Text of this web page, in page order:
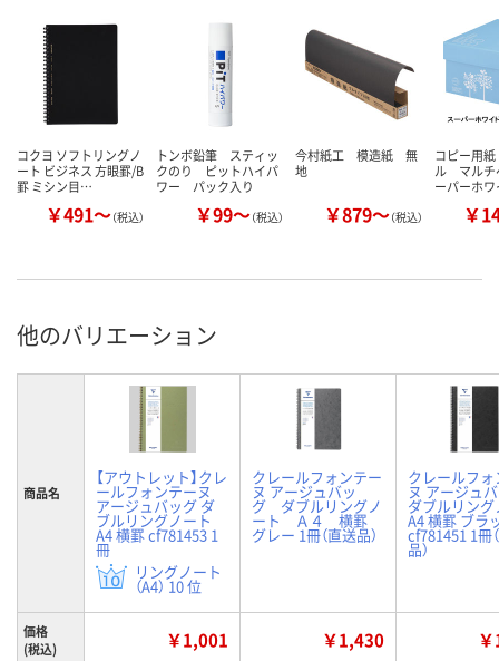
コクヨ ソフトリングノ
ート ビジネス 方眼罫/B
罫 ミシン目…
￥491～（税込）
トンボ鉛筆 スティッ
クのり ピットハイパ
ワー パック入り
￥99～（税込）
今村紙工 模造紙 無
地
￥879～（税込）
コピー用
ル マルチ
ーパーホワ
￥
他のバリエーション
商品名
【アウトレット】クレ
ールフォンテーヌ
アージュバッグ ダ
ブルリングノート
A4 横罫 cf781453 1
冊
リングノート
（A4） 10 位
クレールフォンテー
ヌ アージュバッ
グ ダブルリングノ
ート Ａ４ 横罫
グレー 1冊（直送品）
クレールフ
ヌ アージュ
ダブルリン
A4 横罫 ブラ
cf781451 1冊
品）
価格
(税込)
￥1,001 ￥1,430